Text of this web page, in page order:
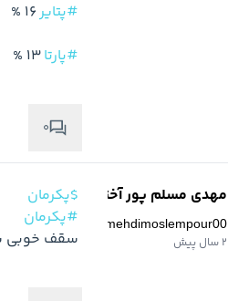
#پتایر
#پارتا 13 %
0
مهدی مسلم پور آخته خانه
mehdimoslempour00
2 سال پیش
$پکرمان
#پکرمان
سقف خوبی شکسته